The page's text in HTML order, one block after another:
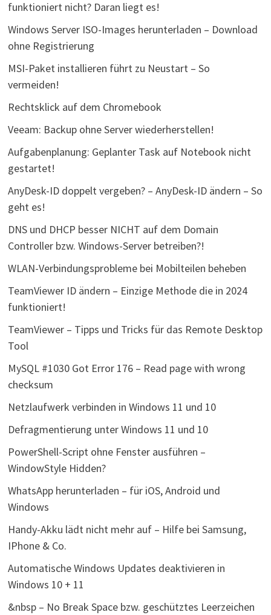
funktioniert nicht? Daran liegt es!
Windows Server ISO-Images herunterladen – Download
ohne Registrierung
MSI-Paket installieren führt zu Neustart – So
vermeiden!
Rechtsklick auf dem Chromebook
Veeam: Backup ohne Server wiederherstellen!
Aufgabenplanung: Geplanter Task auf Notebook nicht
gestartet!
AnyDesk-ID doppelt vergeben? – AnyDesk-ID ändern – So
geht es!
DNS und DHCP besser NICHT auf dem Domain
Controller bzw. Windows-Server betreiben?!
WLAN-Verbindungsprobleme bei Mobilteilen beheben
TeamViewer ID ändern – Einzige Methode die in 2024
funktioniert!
TeamViewer – Tipps und Tricks für das Remote Desktop
Tool
MySQL #1030 Got Error 176 – Read page with wrong
checksum
Netzlaufwerk verbinden in Windows 11 und 10
Defragmentierung unter Windows 11 und 10
PowerShell-Script ohne Fenster ausführen –
WindowStyle Hidden?
WhatsApp herunterladen – für iOS, Android und
Windows
Handy-Akku lädt nicht mehr auf – Hilfe bei Samsung,
IPhone & Co.
Automatische Windows Updates deaktivieren in
Windows 10 + 11
&nbsp – No Break Space bzw. geschütztes Leerzeichen